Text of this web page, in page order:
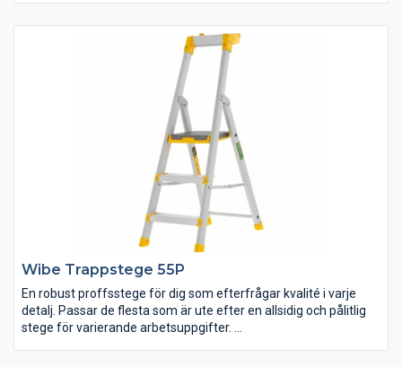
Wibe Trappstege 55P
En robust proffsstege för dig som efterfrågar kvalité i varje
detalj. Passar de flesta som är ute efter en allsidig och pålitlig
stege för varierande arbetsuppgifter.